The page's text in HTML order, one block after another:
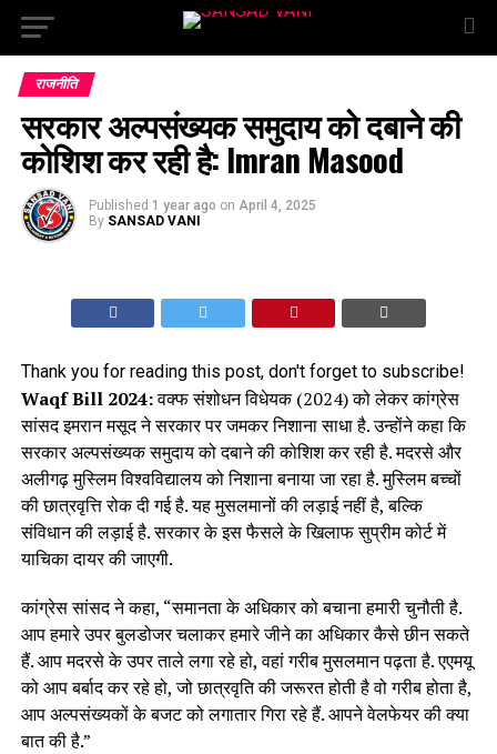
राजनीति
सरकार अल्पसंख्यक समुदाय को दबाने की
कोशिश कर रही है: Imran Masood
Published 1 year ago on April 4, 2025
By SANSAD VANI
Thank you for reading this post, don't forget to subscribe!
Waqf Bill 2024:वक्फ संशोधन विधेयक (2024) को लेकर कांग्रेस
सांसद इमरान मसूद ने सरकार पर जमकर निशाना साधा है. उन्होंने कहा कि
सरकार अल्पसंख्यक समुदाय को दबाने की कोशिश कर रही है. मदरसे और
अलीगढ़ मुस्लिम विश्वविद्यालय को निशाना बनाया जा रहा है. मुस्लिम बच्चों
की छात्रवृत्ति रोक दी गई है. यह मुसलमानों की लड़ाई नहीं है, बल्कि
संविधान की लड़ाई है. सरकार के इस फैसले के खिलाफ सुप्रीम कोर्ट में
याचिका दायर की जाएगी.
कांग्रेस सांसद ने कहा, “समानता के अधिकार को बचाना हमारी चुनौती है.
आप हमारे उपर बुलडोजर चलाकर हमारे जीने का अधिकार कैसे छीन सकते
हैं. आप मदरसे के उपर ताले लगा रहे हो, वहां गरीब मुसलमान पढ़ता है. एएमयू
को आप बर्बाद कर रहे हो, जो छात्रवृति की जरूरत होती है वो गरीब होता है,
आप अल्पसंख्यकों के बजट को लगातार गिरा रहे हैं. आपने वेलफेयर की क्या
बात की है.”